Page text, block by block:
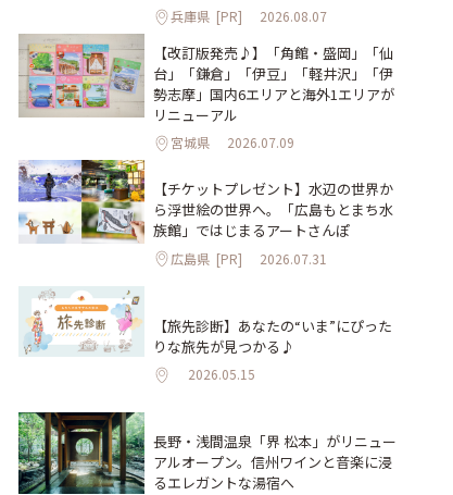
兵庫県 [PR] 2026.08.07
【改訂版発売♪】「角館・盛岡」「仙
台」「鎌倉」「伊豆」「軽井沢」「伊
勢志摩」国内6エリアと海外1エリアが
リニューアル
宮城県 2026.07.09
【チケットプレゼント】水辺の世界か
ら浮世絵の世界へ。「広島もとまち水
族館」ではじまるアートさんぽ
広島県 [PR] 2026.07.31
【旅先診断】あなたの“いま”にぴった
りな旅先が見つかる♪
2026.05.15
長野・浅間温泉「界 松本」がリニュー
アルオープン。信州ワインと音楽に浸
るエレガントな湯宿へ